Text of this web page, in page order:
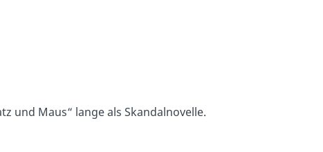
und Maus“ lange als Skandalnovelle.